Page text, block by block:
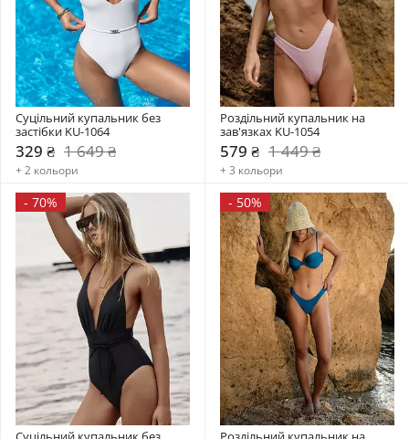
Суцільний купальник без
застібки KU-1064
329 ₴ 1 649 ₴
+ 2 кольори
Роздільний купальник на
зав'язках KU-1054
579 ₴ 1 449 ₴
+ 3 кольори
- 70% - 50%